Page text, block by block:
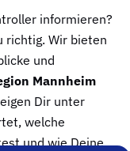
informieren?
richtig. Wir bieten
und
Mannheim
Dir unter
welche
und wie Deine